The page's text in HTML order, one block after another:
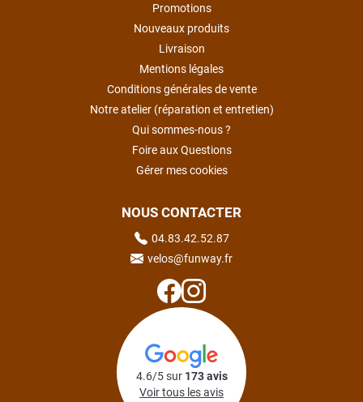
Promotions
Nouveaux produits
Livraison
Mentions légales
Conditions générales de vente
Notre atelier (réparation et entretien)
Qui sommes-nous ?
Foire aux Questions
Gérer mes cookies
NOUS CONTACTER
04.83.42.52.87
velos@funway.fr
4.6/5 sur 173 avis
Voir tous les avis